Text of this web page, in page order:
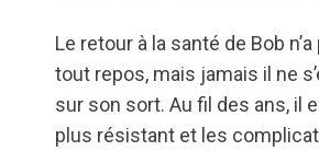
Le retour à la santé de Bob
tout repos, mais jamais il ne
sur son sort. Au fil des ans, il
plus résistant et les